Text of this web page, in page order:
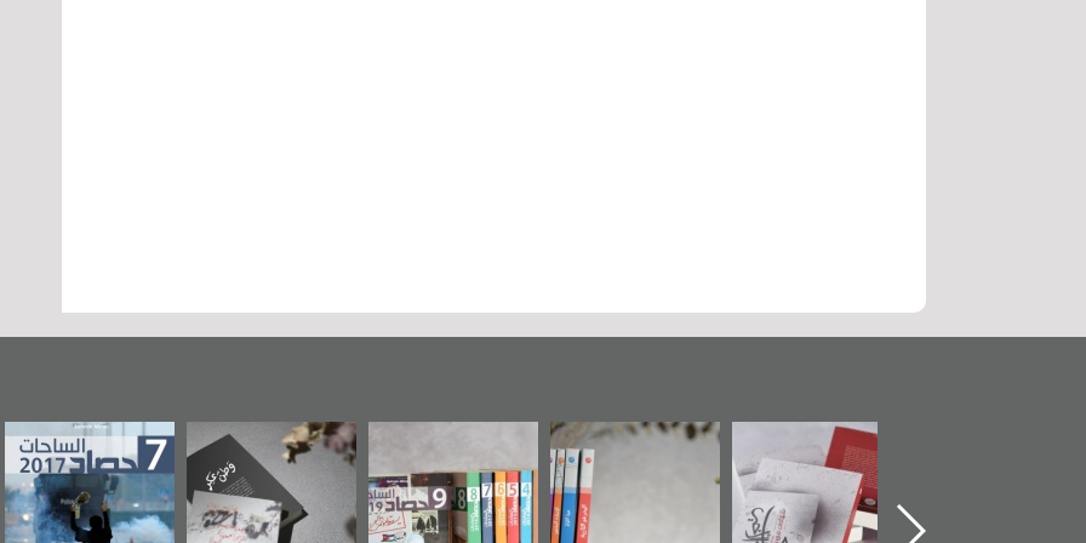
تصنيف موضوعي
للوثائق البريطانية
يقدمه «مركز أوال»
في سلسلة من 5
"مرآة البحرين"
جديدة لمعتقل
عسكري تصدر عن
«مرآة البحرين»
حصاد 2017
عاشوراء البحرين...
ويكيليكس السفارة
الأمريكية